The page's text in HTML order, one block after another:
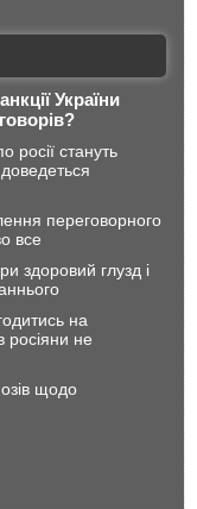
України
росії стануть
переговорного
все
здоровий глузд і
на
росіяни не
щодо